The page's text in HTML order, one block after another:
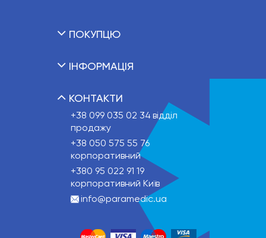
ПОКУПЦЮ
ІНФОРМАЦІЯ
КОНТАКТИ
+38 099 035 02 34 відділ
продажу
+38 050 575 55 76
корпоративний
+380 95 022 91 19
корпоративний Київ
info@paramedic.ua